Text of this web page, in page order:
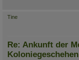
Tine
Re: Ankunft der